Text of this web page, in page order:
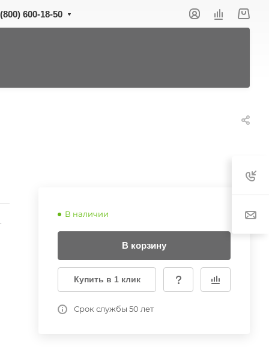
600-18-50
В наличии
В корзину
Купить в 1 клик
Срок службы 50 лет